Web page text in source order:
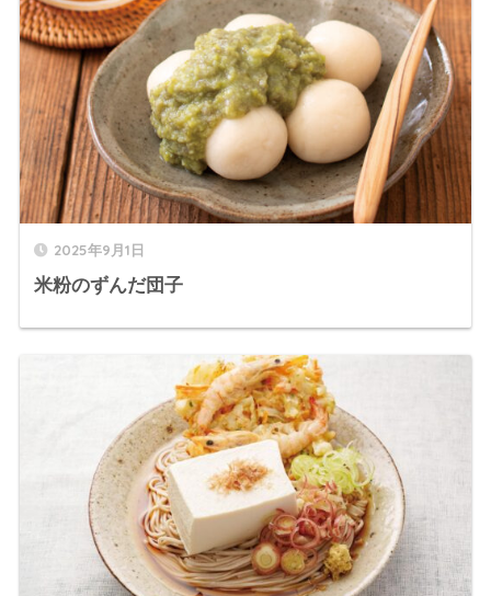
2025年9月1日
米粉のずんだ団子